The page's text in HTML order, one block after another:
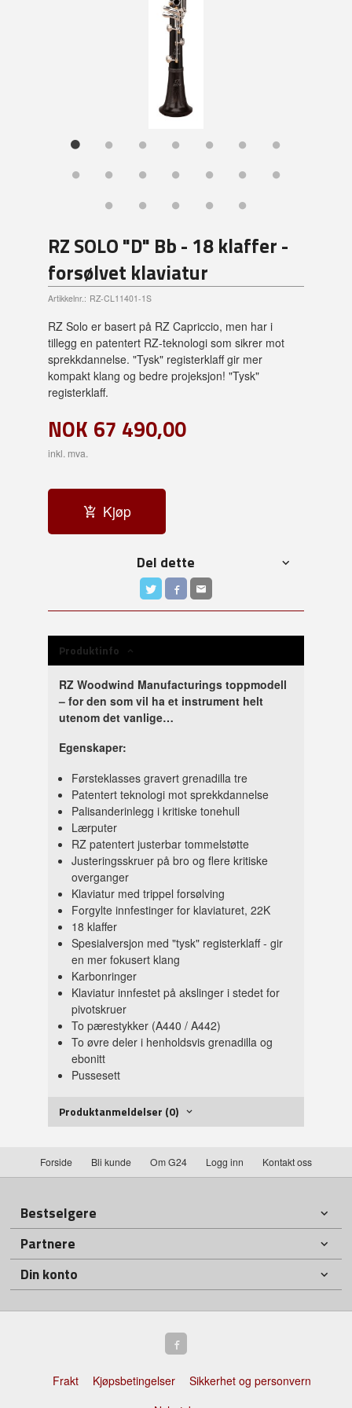
RZ SOLO "D" Bb - 18 klaffer -
forsølvet klaviatur
Artikkelnr.: RZ-CL11401-1S
RZ Solo er basert på RZ Capriccio, men har i
tillegg en patentert RZ-teknologi som sikrer mot
sprekkdannelse. "Tysk" registerklaff gir mer
kompakt klang og bedre projeksjon! "Tysk"
registerklaff.
NOK 67 490,00
inkl. mva.
Kjøp
Del dette
Produktinfo
RZ Woodwind Manufacturings toppmodell
– for den som vil ha et instrument helt
utenom det vanlige…
Egenskaper:
Førsteklasses gravert grenadilla tre
Patentert teknologi mot sprekkdannelse
Palisanderinlegg i kritiske tonehull
Lærputer
RZ patentert justerbar tommelstøtte
Justeringsskruer på bro og flere kritiske
overganger
Klaviatur med trippel forsølving
Forgylte innfestinger for klaviaturet, 22K
18 klaffer
Spesialversjon med "tysk" registerklaff - gir
en mer fokusert klang
Karbonringer
Klaviatur innfestet på akslinger i stedet for
pivotskruer
To pærestykker (A440 / A442)
To øvre deler i henholdsvis grenadilla og
ebonitt
Pussesett
Produktanmeldelser (0)
Forside Bli kunde Om G24 Logg inn Kontakt oss
Bestselgere
Partnere
Din konto
Frakt Kjøpsbetingelser
Sikkerhet og personvern